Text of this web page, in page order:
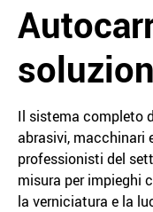
Il sistema completo
abrasivi, macchinari
professionisti del
misura per impieghi
la verniciatura e la